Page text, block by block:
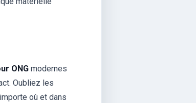
ONG modernes
Oubliez les
où et dans